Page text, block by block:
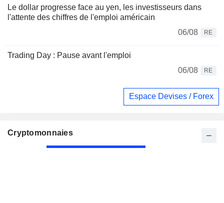
Le dollar progresse face au yen, les investisseurs dans
l'attente des chiffres de l'emploi américain
06/08
RE
Trading Day : Pause avant l'emploi
06/08
RE
Espace Devises / Forex
Cryptomonnaies